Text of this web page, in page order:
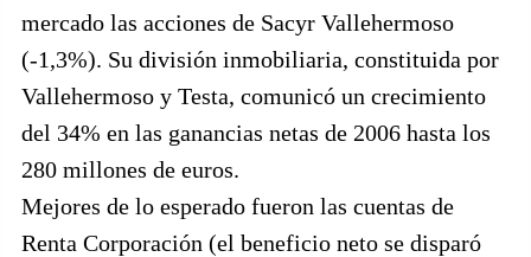
mercado las acciones de Sacyr Vallehermoso
(-1,3%). Su división inmobiliaria, constituida por
Vallehermoso y Testa, comunicó un crecimiento
del 34% en las ganancias netas de 2006 hasta los
280 millones de euros.
Mejores de lo esperado fueron las cuentas de
Renta Corporación (el beneficio neto se disparó